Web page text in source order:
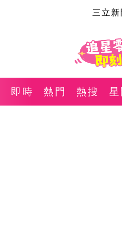
三立新
即時 熱門 熱搜 星